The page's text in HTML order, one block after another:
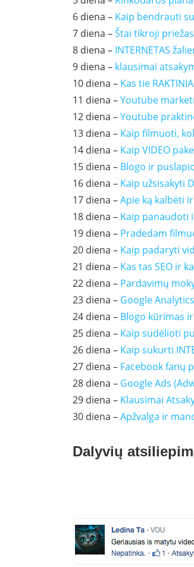
6 diena – Kaip bendrauti
7 diena –Štai tikroji
8 diena – INTERNETAS
9 diena – klausimai
10 diena – Kas tie
11 diena –Youtube
12 diena –Youtube
13 diena – Kaip filmuoti,
14 diena – Kaip VIDEO
15 diena – Blogo ir
16 diena – Kaip užsisakyti
17 diena –Apie ką kalbėti
18 diena – Kaip panaudoti
19 diena – Pradedam
20 diena – Kaip padaryti
21 diena – Kas tas SEO ir
22 diena – Pardavimų
23 diena – Google
24 diena – Blogo kūrimas
25 diena – Kaip sudėlioti
26 diena – Kaip sukurti
27 diena – Facebook fanų
28 diena – Google Ads
29 diena – Klausimai
30 diena –Apžvalga ir
Dalyvių